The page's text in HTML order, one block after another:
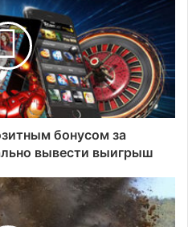
бонусом за
вывести выигрыш